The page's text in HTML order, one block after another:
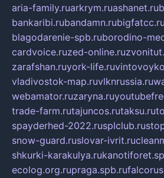
aria-family.ruarkrym.ruashanet.ru
bankaribi.rubandamn.rubigfatcc.ru
blagodarenie-spb.ruborodino-
cardvoice.ruzed-online.ru
zarafshan.ruyork-life.ru
vladivostok-map.ruvlknrussia.ru
webamator.ruzaryna.ru
trade-farm.rutajuncos.rutaksu.ru
spayderhed-2022.rusplclub.ru
snow-guard.ruslovar-ivrit.ru
shkurki-karakulya.ru
ecolog.org.rupraga.spb.ru